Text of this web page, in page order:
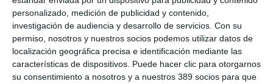
personalizado, medición de publicidad y contenido,
investigación de audiencia y desarrollo de servicios. Con su
permiso, nosotros y nuestros socios podemos utilizar datos de
localización geográfica precisa e identificación mediante las
características de dispositivos. Puede hacer clic para otorgarnos
su consentimiento a nosotros y a nuestros 389 socios para que
incorporó a March RS.
LO ÚLTIMO